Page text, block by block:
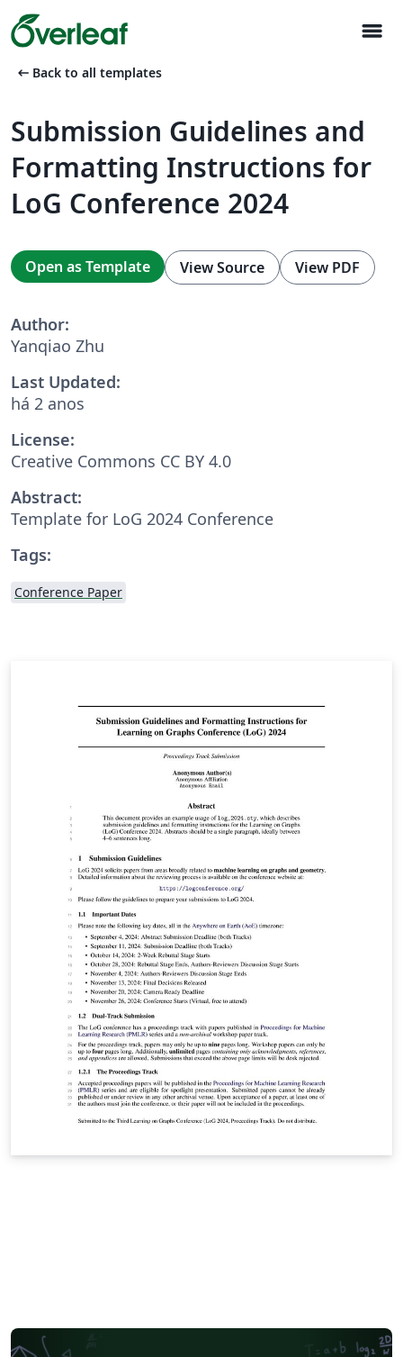
menu
arrow_left_alt Back to all templates
Submission Guidelines and
Formatting Instructions for
LoG Conference 2024
Open as Template View Source View PDF
Author:
Yanqiao Zhu
Last Updated:
há 2 anos
License:
Creative Commons CC BY 4.0
Abstract:
Template for LoG 2024 Conference
Tags:
Conference Paper